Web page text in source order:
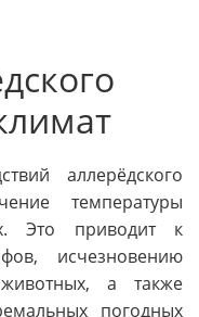
аллерёдского
температуры
Это приводит к
исчезновению
а также
погодных